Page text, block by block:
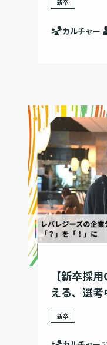
新卒
カルチャー
【新卒採
える、選
新卒